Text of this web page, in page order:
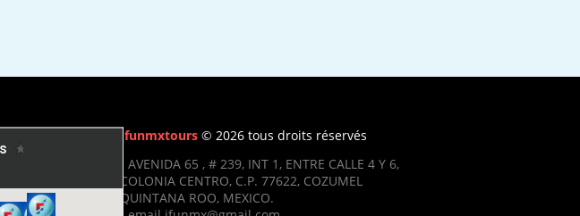
Ifunmxtours © 2026 tous droits réservés
- AVENIDA 65 , # 239, INT 1, ENTRE CALLE 4 Y 6,
COLONIA CENTRO, C.P. 77622, COZUMEL
QUINTANA ROO, MEXICO.